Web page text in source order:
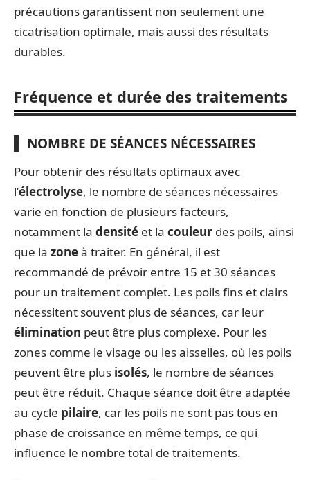
précautions garantissent non seulement une
cicatrisation optimale, mais aussi des résultats
durables.
Fréquence et durée des traitements
NOMBRE DE SÉANCES NÉCESSAIRES
Pour obtenir des résultats optimaux avec
l’électrolyse, le nombre de séances nécessaires
varie en fonction de plusieurs facteurs,
notamment la densité et la couleur des poils, ainsi
que la zoneà traiter. En général, il est
recommandé de prévoir entre 15 et 30 séances
pour un traitement complet. Les poils fins et clairs
nécessitent souvent plus de séances, car leur
élimination peut être plus complexe. Pour les
zones comme le visage ou les aisselles, où les poils
peuvent être plus isolés, le nombre de séances
peut être réduit. Chaque séance doit être adaptée
au cycle pilaire, car les poils ne sont pas tous en
phase de croissance en même temps, ce qui
influence le nombre total de traitements.